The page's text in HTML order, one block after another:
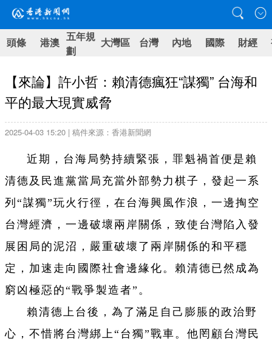
頭條 港澳 五年規
劃
大灣區 台灣 內地 國際 財經
【來論】許小哲：賴清德瘋狂“謀獨” 台海和
平的最大現實威脅
2025-04-03 15:20 | 稿件來源：香港新聞網
近期，台海局勢持續緊張，罪魁禍首便是賴
清德及民進黨當局充當外部勢力棋子，發起一系
列“謀獨”玩火行徑，在台海興風作浪，一邊掏空
台灣經濟，一邊破壞兩岸關係，致使台灣陷入發
展困局的泥沼，嚴重破壞了兩岸關係的和平穩
定，加速走向國際社會邊緣化。賴清德已然成為
窮凶極惡的“戰爭製造者”。
賴清德上台後，為了滿足自己膨脹的政治野
心，不惜將台灣綁上“台獨”戰車。他罔顧台灣民